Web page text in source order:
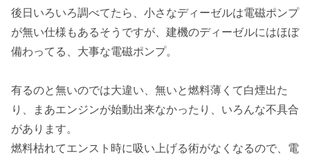
後日いろいろ調べてたら、小さなディーゼルは電磁ポンプ
が無い仕様もあるそうですが、建機のディーゼルにはほぼ
備わってる、大事な電磁ポンプ。
有るのと無いのでは大違い、無いと燃料薄くて白煙出た
り、まあエンジンが始動出来なかったり、いろんな不具合
があります。
燃料枯れてエンスト時に吸い上げる術がなくなるので、電